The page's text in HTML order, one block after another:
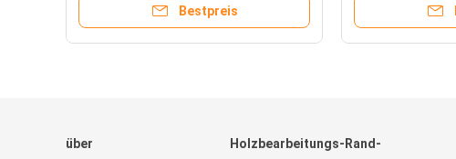
Bestpreis
über Holzbearbeitungs-Rand-